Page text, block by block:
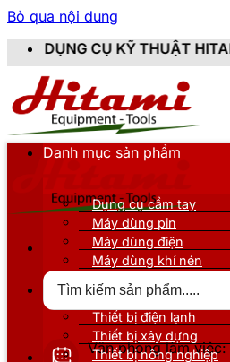
Bỏ qua nội dung
THUẬT HITAMI - CUNG
Văn phòng làm việc:
Danh mục sản phẩm
Dụng cụ cầm tay
Máy dùng pin
Máy dùng điện
Máy dùng khí nén
Thiết bị nâng đỡ
Thiết bị điện lạnh
Thiết bị xây dựng
Thiết bị nông nghiệp